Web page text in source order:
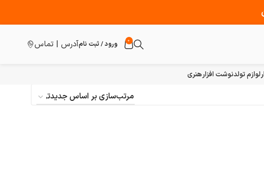
0 ورود / ثبت نامآدرس | تماس
لوازم تولدنوشت افزارهنری